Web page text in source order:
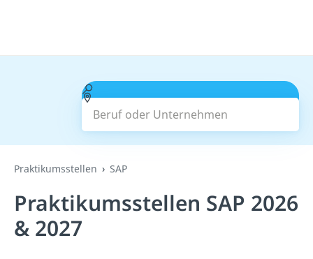
Beruf oder Unternehmen
Suchen
Praktikumsstellen SAP
Praktikumsstellen SAP 2026
& 2027